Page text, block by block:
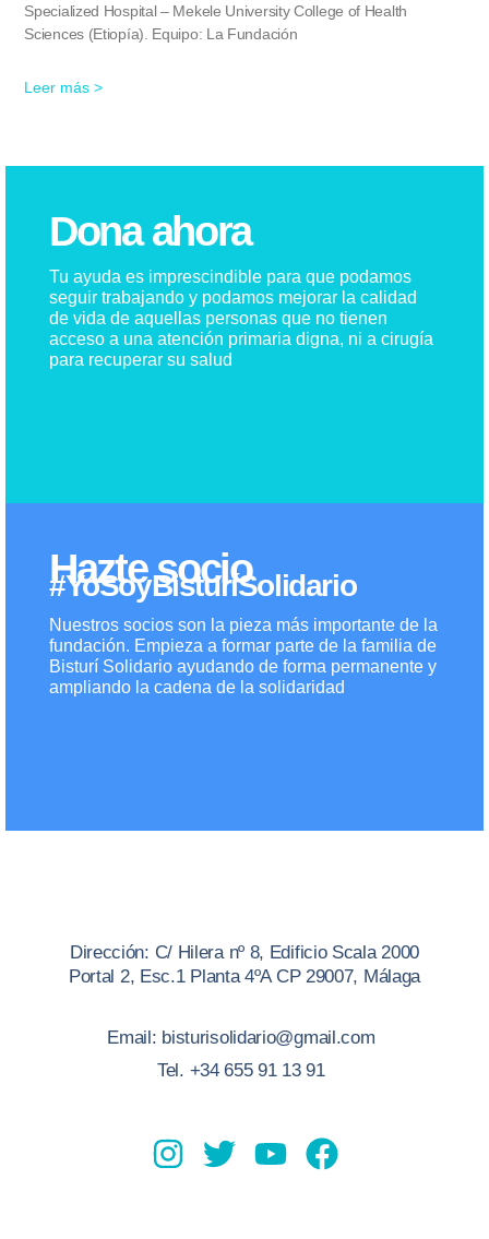
Specialized Hospital – Mekele University College of Health
Sciences (Etiopía). Equipo: La Fundación
Leer más >
Dona ahora
Tu ayuda es imprescindible para que podamos
seguir trabajando y podamos mejorar la calidad
de vida de aquellas personas que no tienen
acceso a una atención primaria digna, ni a cirugía
para recuperar su salud
Hazte socio
#YoSoyBisturíSolidario
Nuestros socios son la pieza más importante de la
fundación. Empieza a formar parte de la familia de
Bisturí Solidario ayudando de forma permanente y
ampliando la cadena de la solidaridad
Dirección: C/ Hilera nº 8, Edificio Scala 2000
Portal 2, Esc.1 Planta 4ºA CP 29007, Málaga
Email: bisturisolidario@gmail.com
Tel. +34 655 91 13 91